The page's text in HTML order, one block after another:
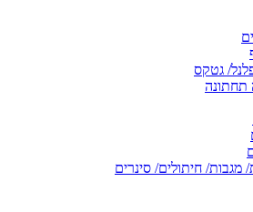
גטקס
תחתונה
מגבות/ חיתולים/ סינרים